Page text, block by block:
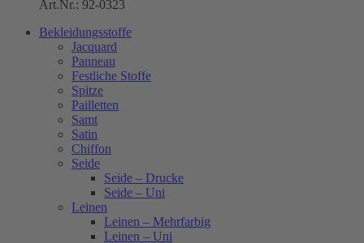
Art.Nr.: 92-0323
Bekleidungsstoffe
Jacquard
Panneau
Festliche Stoffe
Spitze
Pailletten
Samt
Satin
Chiffon
Seide
Seide – Drucke
Seide – Uni
Leinen
Leinen – Mehrfarbig
Leinen – Uni